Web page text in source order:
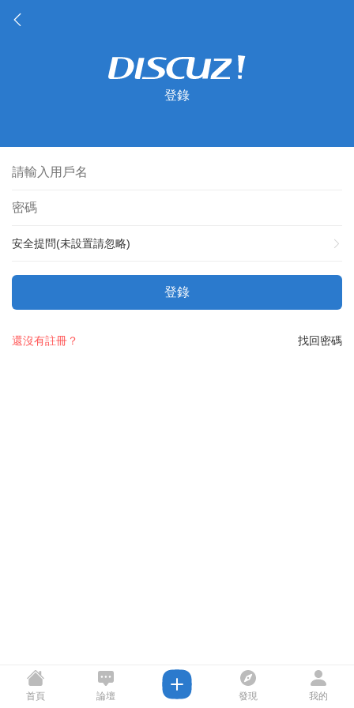
登錄
安全提問(未設置請忽略)
登錄
找回密碼
還沒有註冊？
首頁 論壇 發現 我的